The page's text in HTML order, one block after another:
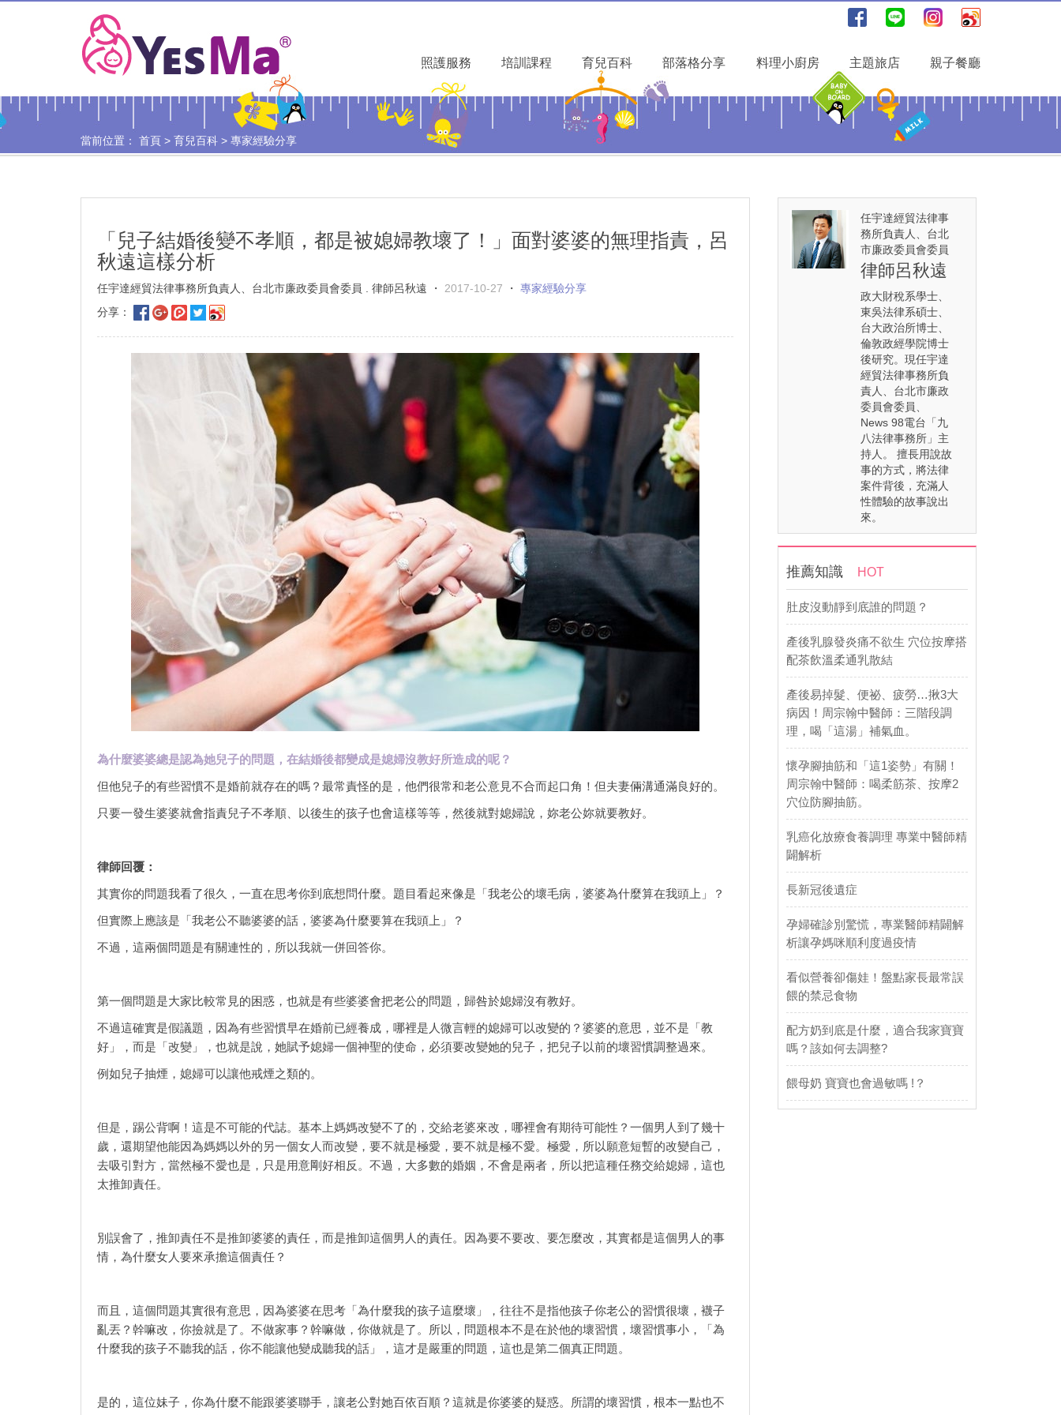
照護服務 培訓課程 育兒百科 部落格分享 料理小廚房 主題旅店 親子餐廳
當前位置： 首頁 > 育兒百科 > 專家經驗分享
「兒子結婚後變不孝順，都是被媳婦教壞了！」面對婆婆的無理指責，呂
秋遠這樣分析
任宇達經貿法律事務所負責人、台北市廉政委員會委員 . 律師呂秋遠 ・ 2017-10-27 ・ 專家經驗分享
分享：
為什麼婆婆總是認為她兒子的問題，在結婚後都變成是媳婦沒教好所造成的呢？
但他兒子的有些習慣不是婚前就存在的嗎？最常責怪的是，他們很常和老公意見不合而起口角！但夫妻倆溝通滿良好的。
只要一發生婆婆就會指責兒子不孝順、以後生的孩子也會這樣等等，然後就對媳婦說，妳老公妳就要教好。
律師回覆：
其實你的問題我看了很久，一直在思考你到底想問什麼。題目看起來像是「我老公的壞毛病，婆婆為什麼算在我頭上」？
但實際上應該是「我老公不聽婆婆的話，婆婆為什麼要算在我頭上」？
不過，這兩個問題是有關連性的，所以我就一併回答你。
第一個問題是大家比較常見的困惑，也就是有些婆婆會把老公的問題，歸咎於媳婦沒有教好。
不過這確實是假議題，因為有些習慣早在婚前已經養成，哪裡是人微言輕的媳婦可以改變的？婆婆的意思，並不是「教
好」，而是「改變」，也就是說，她賦予媳婦一個神聖的使命，必須要改變她的兒子，把兒子以前的壞習慣調整過來。
例如兒子抽煙，媳婦可以讓他戒煙之類的。
但是，踢公背啊！這是不可能的代誌。基本上媽媽改變不了的，交給老婆來改，哪裡會有期待可能性？一個男人到了幾十
歲，還期望他能因為媽媽以外的另一個女人而改變，要不就是極愛，要不就是極不愛。極愛，所以願意短暫的改變自己，
去吸引對方，當然極不愛也是，只是用意剛好相反。不過，大多數的婚姻，不會是兩者，所以把這種任務交給媳婦，這也
太推卸責任。
別誤會了，推卸責任不是推卸婆婆的責任，而是推卸這個男人的責任。因為要不要改、要怎麼改，其實都是這個男人的事
情，為什麼女人要來承擔這個責任？
而且，這個問題其實很有意思，因為婆婆在思考「為什麼我的孩子這麼壞」，往往不是指他孩子你老公的習慣很壞，襪子
亂丟？幹嘛改，你撿就是了。不做家事？幹嘛做，你做就是了。所以，問題根本不是在於他的壞習慣，壞習慣事小，「為
什麼我的孩子不聽我的話，你不能讓他變成聽我的話」，這才是嚴重的問題，這也是第二個真正問題。
是的，這位妹子，你為什麼不能跟婆婆聯手，讓老公對她百依百順？這就是你婆婆的疑惑。所謂的壞習慣，根本一點也不
任宇達經貿法律事
務所負責人、台北
市廉政委員會委員
律師呂秋遠
政大財稅系學士、
東吳法律系碩士、
台大政治所博士、
倫敦政經學院博士
後研究。現任宇達
經貿法律事務所負
責人、台北市廉政
委員會委員、
News 98電台「九
八法律事務所」主
持人。 擅長用說故
事的方式，將法律
案件背後，充滿人
性體驗的故事說出
來。
推薦知識 HOT
肚皮沒動靜到底誰的問題？
產後乳腺發炎痛不欲生 穴位按摩搭
配茶飲溫柔通乳散結
產後易掉髮、便祕、疲勞…揪3大
病因！周宗翰中醫師：三階段調
理，喝「這湯」補氣血。
懷孕腳抽筋和「這1姿勢」有關！
周宗翰中醫師：喝柔筋茶、按摩2
穴位防腳抽筋。
乳癌化放療食養調理 專業中醫師精
闢解析
長新冠後遺症
孕婦確診別驚慌，專業醫師精闢解
析讓孕媽咪順利度過疫情
看似營養卻傷娃！盤點家長最常誤
餵的禁忌食物
配方奶到底是什麼，適合我家寶寶
嗎？該如何去調整?
餵母奶 寶寶也會過敏嗎 !？